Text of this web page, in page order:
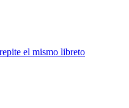
el mismo libreto